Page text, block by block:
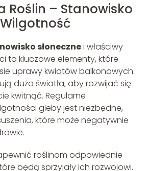
Roślin – Stanowisko
Wilgotność
słonecznei właściwy
to kluczowe elementy, które
uprawy kwiatów balkonowych.
dużo światła, aby rozwijać się
kwitnąć. Regularne
gleby jest niezbędne,
które może negatywnie
roślinom odpowiednie
będą sprzyjały ich rozwojowi.